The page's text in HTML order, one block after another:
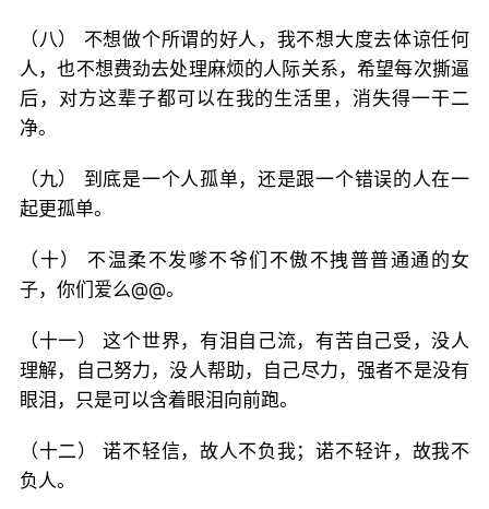
（八） 不想做个所谓的好人，我不想大度去体谅任何
人，也不想费劲去处理麻烦的人际关系，希望每次撕逼
后，对方这辈子都可以在我的生活里，消失得一干二
净。
（九） 到底是一个人孤单，还是跟一个错误的人在一
起更孤单。
（十） 不温柔不发嗲不爷们不傲不拽普普通通的女
子，你们爱么@@。
（十一） 这个世界，有泪自己流，有苦自己受，没人
理解，自己努力，没人帮助，自己尽力，强者不是没有
眼泪，只是可以含着眼泪向前跑。
（十二） 诺不轻信，故人不负我；诺不轻许，故我不
负人。